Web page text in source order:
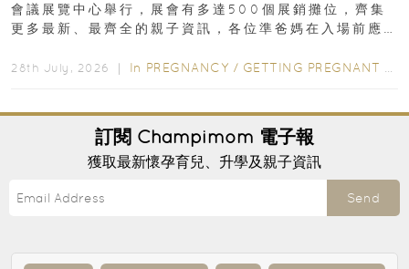
會議展覽中心舉行，展會有多達500個展銷攤位，齊集
更多最新、最齊全的親子資訊，各位準爸媽在入場前應
28th July, 2026 ｜ In PREGNANCY / GETTING PREGNANT
訂閱 Champimom 電子報
獲取最新懷孕育兒、升學及親子資訊
Send